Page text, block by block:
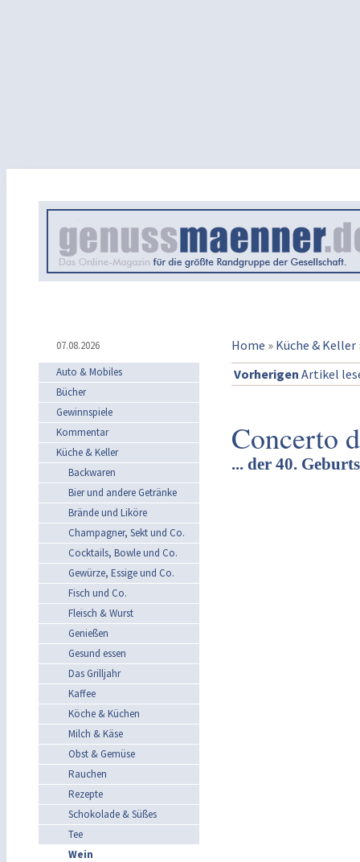
07.08.2026 Home » Küche & Keller
Auto & Mobiles
Bücher
Gewinnspiele
Kommentar
Küche & Keller
Backwaren
Bier und andere Getränke
Brände und Liköre
Champagner, Sekt und Co.
Cocktails, Bowle und Co.
Gewürze, Essige und Co.
Fisch und Co.
Fleisch & Wurst
Genießen
Gesund essen
Das Grilljahr
Kaffee
Köche & Küchen
Milch & Käse
Obst & Gemüse
Rauchen
Rezepte
Schokolade & Süßes
Tee
Wein
Vorherigen Artikel
Concerto
... der 40.